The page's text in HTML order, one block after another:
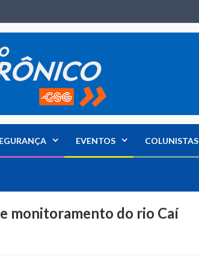
EVENTOS COLUNISTAS
monitoramento do rio Caí